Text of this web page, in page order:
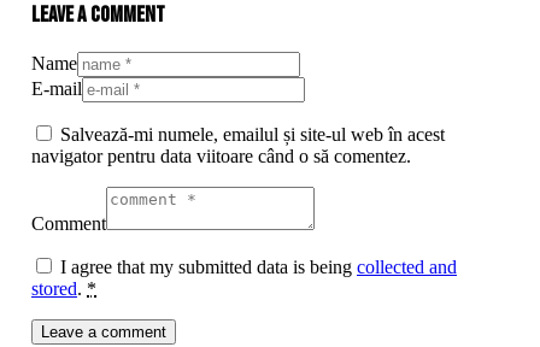
Leave a comment
Name
E-mail
Salvează-mi numele, emailul și site-ul web în acest
navigator pentru data viitoare când o să comentez.
Comment
I agree that my submitted data is being collected and
stored. *